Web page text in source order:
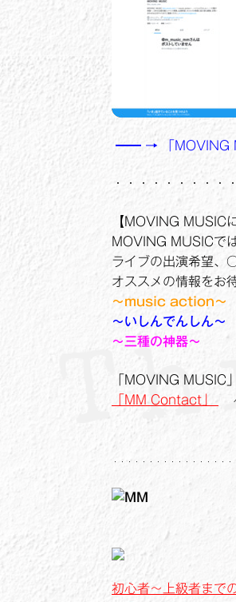
━━ → 「MOVING
・・・・・・・・・
【MOVING MUSIC
MOVING MUSICでは
ライブの出演希望、
オススメの情報をお
～music action～
～いしんでんしん～
～三種の神器～
「MOVING MUSIC
「MM Contact」
・・・・・・・・・・・・・・・・
初心者～上級者まで